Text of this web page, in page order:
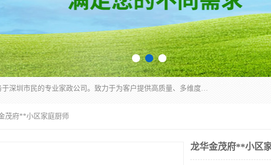
深圳市柏林家政有限公司是一家服务于深圳市民的专业家政公司。致力于为客户提供高质量、多维度的家庭服务，包括养老、母婴、月嫂育婴早教、康复理疗、家电清洗和保洁等方面的专业服务。
茂府**小区家庭厨师
龙华金茂府**小区